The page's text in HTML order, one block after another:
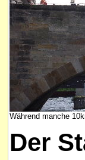
Während manche
Der